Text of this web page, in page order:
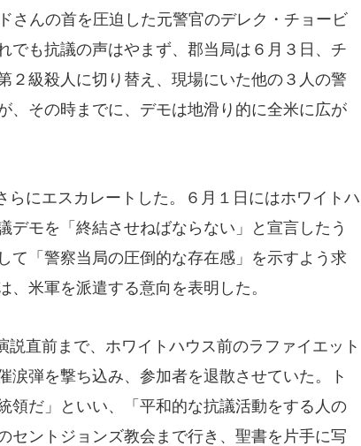
さんの首を圧迫した元警官のデレク・チョービ
でも抗議の声はやまず、郡当局は６月３日、チ
２級殺人に切り替え、現場にいた他の３人の警
、その時までに、デモは地滑り的に全米に広が
にエスカレートした。６月１日にはホワイトハ
デモを「終結させねばならない」と宣言したう
て「警察当局の圧倒的な存在感」を示すよう求
米軍を派遣する意向を表明した。
直前まで、ホワイトハウス前のラファイエット
涙弾を撃ち込み、参加者を退散させていた。ト
領だ」といい、「平和的な抗議活動をする人の
セントジョンズ教会まで行き、聖書を片手に写